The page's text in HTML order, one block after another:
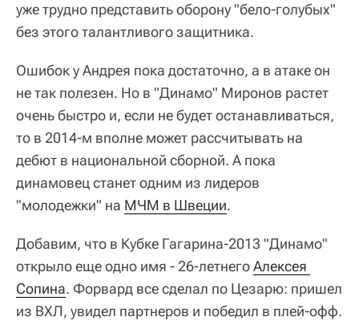
уже трудно представить оборону "бело-голубых"
без этого талантливого защитника.
Ошибок у Андрея пока достаточно, а в атаке он
не так полезен. Но в "Динамо" Миронов растет
очень быстро и, если не будет останавливаться,
то в 2014-м вполне может рассчитывать на
дебют в национальной сборной. А пока
динамовец станет одним из лидеров
"молодежки" на МЧМ в Швеции.
Добавим, что в Кубке Гагарина-2013 "Динамо"
открыло еще одно имя - 26-летнегоАлексея
Сопина. Форвард все сделал по Цезарю: пришел
из ВХЛ, увидел партнеров и победил в плей-офф.